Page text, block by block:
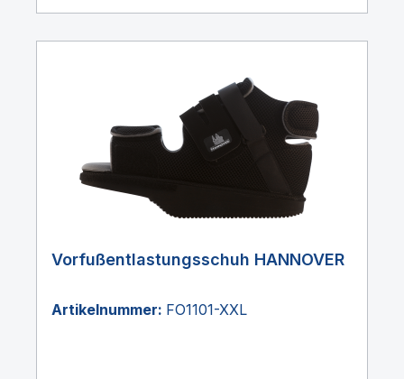
Vorfußentlastungsschuh HANNOVER
Artikelnummer: FO1101-XXL